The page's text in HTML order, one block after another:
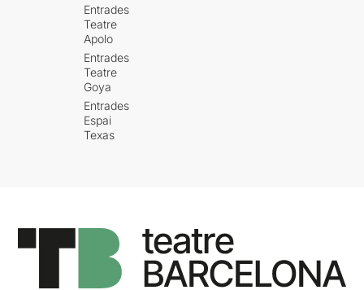
Entrades
Teatre
Apolo
Entrades
Teatre
Goya
Entrades
Espai
Texas